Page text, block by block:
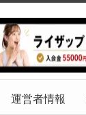
運営者情報